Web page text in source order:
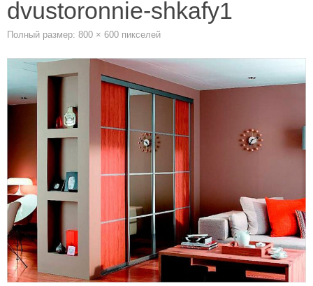
dvustoronnie-shkafy1
Полный размер: 800 × 600 пикселей